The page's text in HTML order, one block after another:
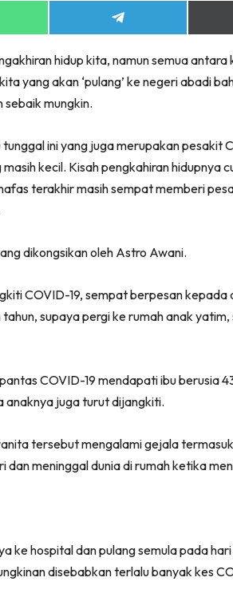
Share
on
hidup kita, namun semua
yang akan ‘pulang’ ke negeri abadi
mungkin.
ini yang juga merupakan pesakit
kecil. Kisah pengkahiran hidupnya
terakhir masih sempat memberi
dikongsikan oleh Astro Awani.
COVID-19, sempat berpesan kepada
supaya pergi ke rumah anak yatim,
COVID-19 mendapati ibu berusia
anaknya juga turut dijangkiti.
tersebut mengalami gejala
meninggal dunia di rumah ketika
ke hospital dan pulang semula pada
disebabkan terlalu banyak kes